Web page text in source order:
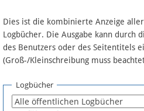
Artikel nach Kategorien
FAQ
Fördermitglied werden
Dies ist die kombinierte Anzeige
Logbücher. Die Ausgabe kann durch
des Benutzers oder des Seitentitels
(Groß-/Kleinschreibung muss
Logbücher